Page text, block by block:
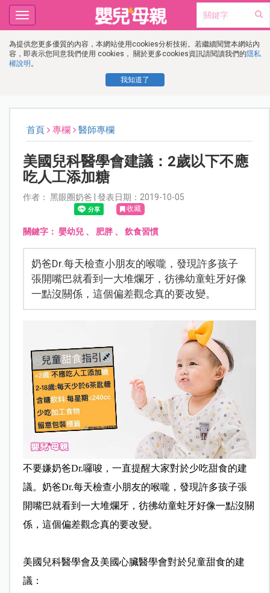
為提供您更多優質的內容，本網站使用cookies分析技術。若繼續閱覽本網站內
容，即表示您同意我們使用 cookies， 關於更多cookies資訊請閱讀我們的隱私
權說明 。
我知道了
Toggle
navigation
首頁 專欄 醫師專欄
美國兒科醫學會建議：2歲以下不應
吃人工添加糖
作者： 黑眼圈奶爸 | 發表日期：2019-10-05
收藏
關鍵字： 嬰幼兒、 肥胖、 飲食習慣
奶爸Dr.每天檢查小朋友的喉嚨，發現許多孩子
張開嘴巴就看到一大堆爛牙，彷彿幼童蛀牙好像
一點沒關係，這個偏差觀念真的要改變。
不要嫌奶爸Dr.囉唆，一直提醒大家對於少吃甜食的建
議。奶爸Dr.每天檢查小朋友的喉嚨，發現許多孩子張
開嘴巴就看到一大堆爛牙，彷彿幼童蛀牙好像一點沒關
係，這個偏差觀念真的要改變。
美國兒科醫學會及美國心臟醫學會對於兒童甜食的建
議：